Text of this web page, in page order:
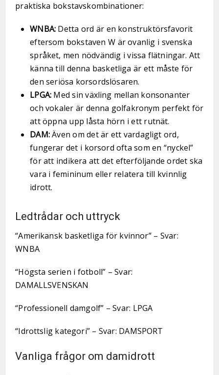
praktiska bokstavskombinationer:
WNBA: Detta ord är en konstruktörsfavorit
eftersom bokstaven W är ovanlig i svenska
språket, men nödvändig i vissa flätningar. Att
känna till denna basketliga är ett måste för
den seriösa korsordslösaren.
LPGA: Med sin växling mellan konsonanter
och vokaler är denna golfakronym perfekt för
att öppna upp låsta hörn i ett rutnät.
DAM:Även om det är ett vardagligt ord,
fungerar det i korsord ofta som en “nyckel”
för att indikera att det efterföljande ordet ska
vara i femininum eller relatera till kvinnlig
idrott.
Ledtrådar och uttryck
“Amerikansk basketliga för kvinnor” – Svar:
WNBA
“Högsta serien i fotboll” – Svar:
DAMALLSVENSKAN
“Professionell damgolf” – Svar: LPGA
“Idrottslig kategori” – Svar: DAMSPORT
Vanliga frågor om damidrott